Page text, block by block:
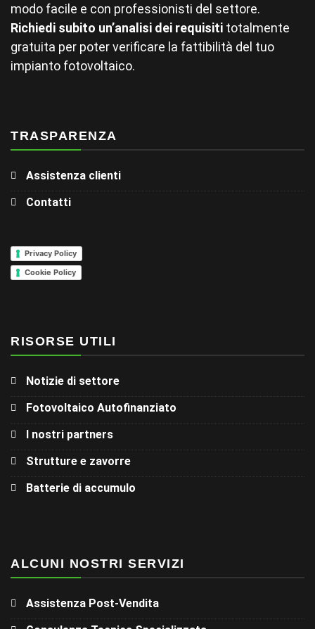
modo facile e con professionisti del settore.
Richiedi subito un’analisi dei requisiti totalmente
gratuita per poter verificare la fattibilità del tuo
impianto fotovoltaico.
TRASPARENZA
Assistenza clienti
Contatti
Privacy Policy
Cookie Policy
RISORSE UTILI
Notizie di settore
Fotovoltaico Autofinanziato
I nostri partners
Strutture e zavorre
Batterie di accumulo
ALCUNI NOSTRI SERVIZI
Assistenza Post-Vendita